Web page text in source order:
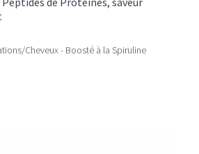
Cheveux - Boosté à la Spiruline